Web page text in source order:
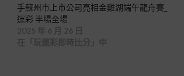
手蘇州市上市公司亮相金雞湖端午龍舟賽_
運彩 半場全場